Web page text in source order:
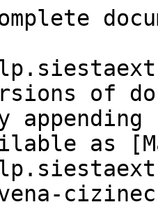
of
as